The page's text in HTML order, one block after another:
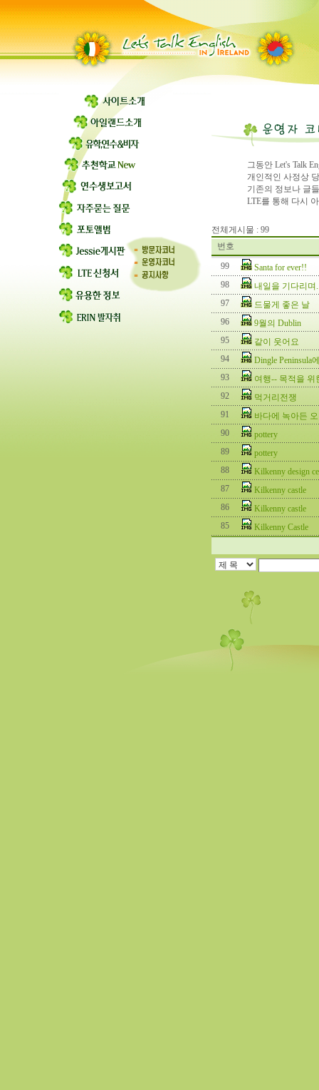
그동안 Let's Talk
개인적인 사정상
기존의 정보나 글
LTE를 통해 다시
전체게시물 : 99
번호
99
Santa for ever!!
98
내일을 기다리며
97
드물게 좋은 날
96
9월의 Dublin
95
같이 웃어요
94
Dingle Peninsula
93
여행-- 목적을 위
92
먹거리전쟁
91
바다에 녹아든
90
pottery
89
pottery
88
Kilkenny design
87
Kilkenny castle
86
Kilkenny castle
85
Kilkenny Castle